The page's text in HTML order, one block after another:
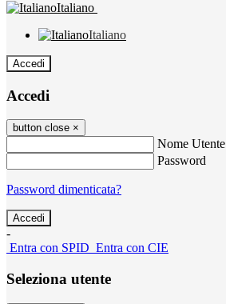
Italiano
Italiano
Accedi
Accedi
button close ×
Nome Utente
Password
Password dimenticata?
-
Entra con SPID Entra con CIE
Seleziona utente